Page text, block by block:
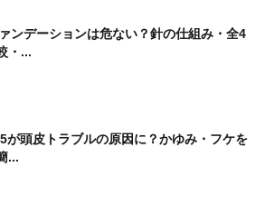
ンデーションは危ない？針の仕組み・全4
・...
が頭皮トラブルの原因に？かゆみ・フケを
...